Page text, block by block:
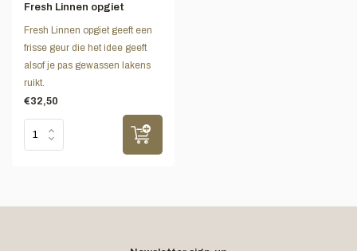
Fresh Linnen opgiet
Fresh Linnen opgiet geeft een
frisse geur die het idee geeft
alsof je pas gewassen lakens
ruikt.
€32,50